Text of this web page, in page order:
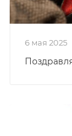
6 мая 2025